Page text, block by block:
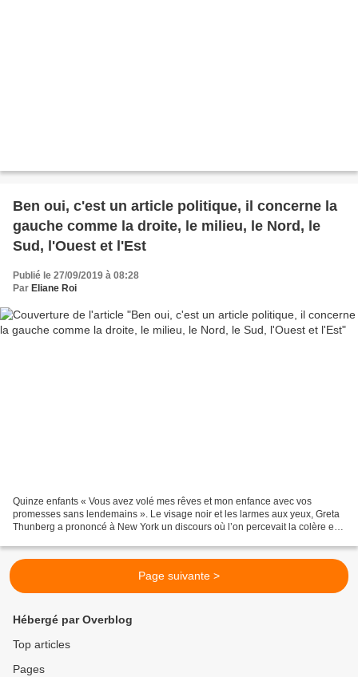
Ben oui, c'est un article politique, il concerne la
gauche comme la droite, le milieu, le Nord, le
Sud, l'Ouest et l'Est
Publié le 27/09/2019 à 08:28
Par Eliane Roi
Quinze enfants « Vous avez volé mes rêves et mon enfance avec vos
promesses sans lendemains ». Le visage noir et les larmes aux yeux, Greta
Thunberg a prononcé à New York un discours où l’on percevait la colère et
Page suivante >
Hébergé par Overblog
Top articles
Pages